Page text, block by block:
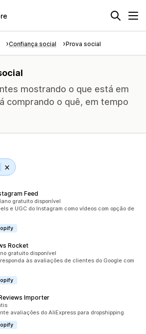
Confiança social Prova social
mostrando o que está em
comprando o quê, em tempo
Feed
ao todogratuito disponível
e UGC do Instagram como vídeos com opção de
Rocket
ao todo
gratuito disponível
às avaliações de clientes do Google com
Importer
todo
avaliações do AliExpress para dropshipping